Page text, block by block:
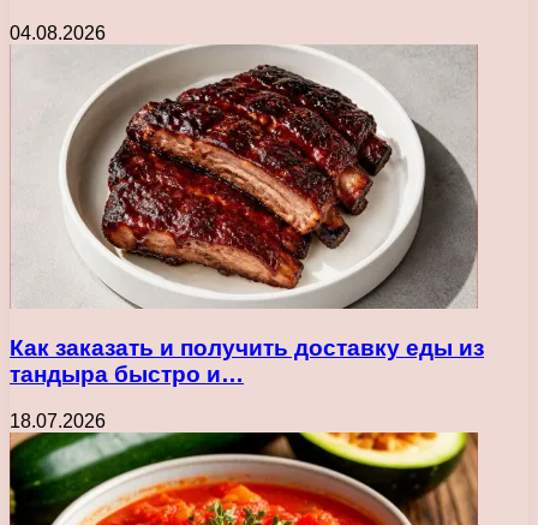
04.08.2026
Как заказать и получить доставку еды из
тандыра быстро и…
18.07.2026